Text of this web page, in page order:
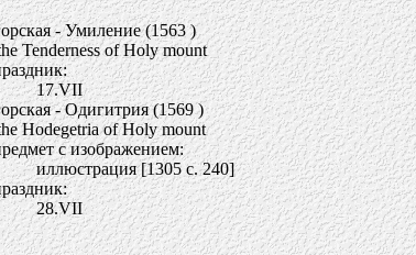
- Умиление (1563 )
Tenderness of Holy mount
17.VII
- Одигитрия (1569 )
Hodegetria of Holy mount
с изображением:
иллюстрация [1305 c. 240]
28.VII